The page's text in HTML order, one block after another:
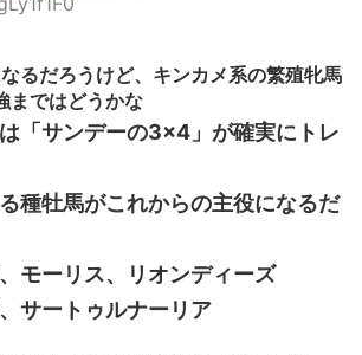
るだろうけど、キンカメ系の繁殖牝馬
まではどうかな
「サンデーの3×4」が確実にトレ
種牡馬がこれからの主役になるだ
モーリス、リオンディーズ
サートゥルナーリア